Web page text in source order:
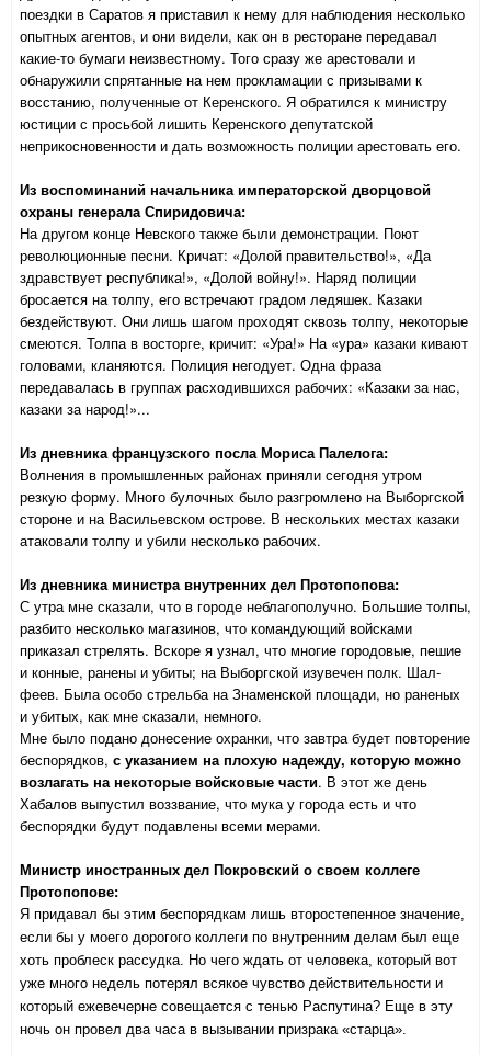
поездки в Саратов я приставил к нему для наблюдения несколько
опытных агентов, и они видели, как он в ресторане передавал
какие-то бумаги неизвестному. Того сразу же арестовали и
обнаружили спрятанные на нем прокламации с призывами к
восстанию, полученные от Керенского. Я обратился к министру
юстиции с просьбой лишить Керенского депутатской
неприкосновенности и дать возможность полиции арестовать его.
Из воспоминаний начальника императорской дворцовой
охраны генерала Спиридовича:
На другом конце Невского также были демонстрации. Поют
революционные песни. Кричат: «Долой правительство!», «Да
здравствует республика!», «Долой войну!». Наряд полиции
бросается на толпу, его встречают градом ледяшек. Казаки
бездействуют. Они лишь шагом проходят сквозь толпу, некоторые
смеются. Толпа в восторге, кричит: «Ура!» На «ура» казаки кивают
головами, кланяются. Полиция негодует. Одна фраза
передавалась в группах расходившихся рабочих: «Казаки за нас,
казаки за народ!»...
Из дневника французского посла Мориса Палелога:
Волнения в промышленных районах приняли сегодня утром
резкую форму. Много булочных было разгромлено на Выборгской
стороне и на Васильевском острове. В нескольких местах казаки
атаковали толпу и убили несколько рабочих.
Из дневника министра внутренних дел Протопопова:
С утра мне сказали, что в городе неблагополучно. Большие толпы,
разбито несколько магазинов, что командующий войсками
приказал стрелять. Вскоре я узнал, что многие городовые, пешие
и конные, ранены и убиты; на Выборгской изувечен полк. Шал­
феев. Была особо стрельба на Знаменской площади, но раненых
и уби­тых, как мне сказали, немного.
Мне было подано донесение охранки, что завтра будет повторение
беспорядков, с указанием на плохую надежду, которую можно
возлагать на некоторые войско­вые части. В этот же день
Хабалов выпустил воззвание, что мука у города есть и что
беспорядки будут подавлены всеми мерами.
Министр иностранных дел Покровский о своем коллеге
Протопопове:
Я придавал бы этим беспорядкам лишь второстепенное значение,
если бы у моего дорогого коллеги по внутренним делам был еще
хоть проблеск рассудка. Но чего ждать от человека, который вот
уже много недель потерял всякое чувство действительности и
который ежевечерне совещается с тенью Распутина? Еще в эту
ночь он провел два часа в вызывании призрака «старца».